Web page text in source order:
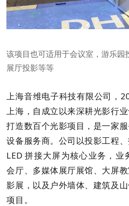
该项目也可适用于会议室，游乐园
展厅投影等等
上海音维电子科技有限公司，
上海，自成立以来深耕光影行
打造数百个光影项目，是一家
设备服务商。公司以投影工程、
LED 拼接大屏为核心业务，
会厅、多媒体展厅展馆、大屏
影展，以及户外墙体、建筑及
项目。